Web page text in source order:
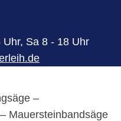
Sa 8 - 18 Uhr
–
Mauersteinbandsäge